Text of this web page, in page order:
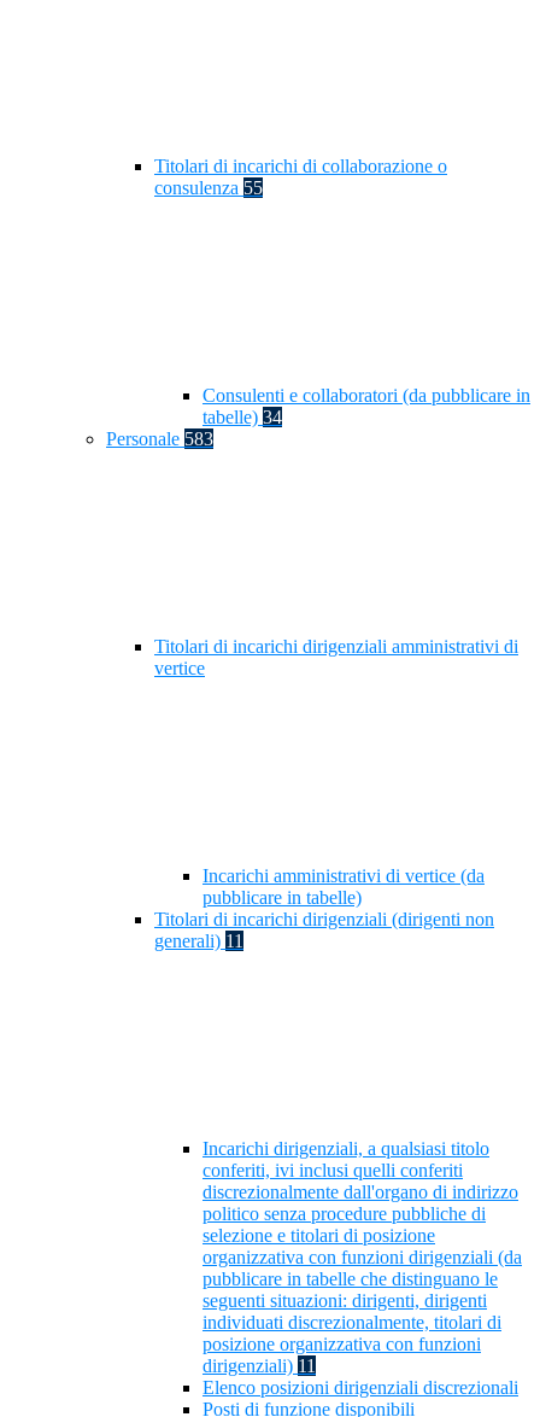
Titolari di incarichi di collaborazione o
consulenza 55
Consulenti e collaboratori (da pubblicare in
tabelle) 34
Personale 583
Titolari di incarichi dirigenziali amministrativi di
vertice
Incarichi amministrativi di vertice (da
pubblicare in tabelle)
Titolari di incarichi dirigenziali (dirigenti non
generali) 11
Incarichi dirigenziali, a qualsiasi titolo
conferiti, ivi inclusi quelli conferiti
discrezionalmente dall'organo di indirizzo
politico senza procedure pubbliche di
selezione e titolari di posizione
organizzativa con funzioni dirigenziali (da
pubblicare in tabelle che distinguano le
seguenti situazioni: dirigenti, dirigenti
individuati discrezionalmente, titolari di
posizione organizzativa con funzioni
dirigenziali) 11
Elenco posizioni dirigenziali discrezionali
Posti di funzione disponibili